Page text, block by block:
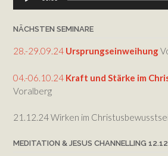
Player
NÄCHSTEN SEMINARE
28.-29.09.24 Ursprungseinweihung
04.-06.10.24 Kraft und Stärke im
Voralberg
21.12.24 Wirken im
MEDITATION & JESUS CHANNELLING